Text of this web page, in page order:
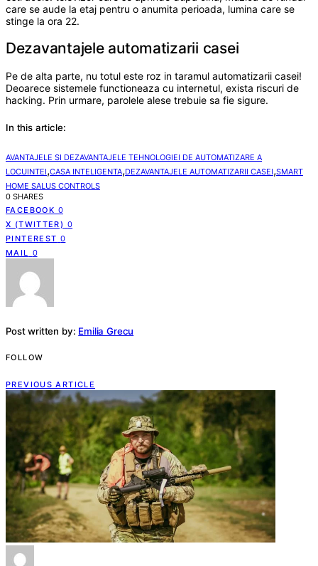
care se aude la etaj pentru o anumita perioada, lumina care se
stinge la ora 22.
Dezavantajele automatizarii casei
Pe de alta parte, nu totul este roz in taramul automatizarii casei!
Deoarece sistemele functioneaza cu internetul, exista riscuri de
hacking. Prin urmare, parolele alese trebuie sa fie sigure.
In this article:
AVANTAJELE SI DEZAVANTAJELE TEHNOLOGIEI DE AUTOMATIZARE A
LOCUINTEI,CASA INTELIGENTA,DEZAVANTAJELE AUTOMATIZARII CASEI,SMART
HOME SALUS CONTROLS
0 SHARES
FACEBOOK 0
X (TWITTER) 0
PINTEREST 0
MAIL 0
Post written by: Emilia Grecu
FOLLOW
PREVIOUS ARTICLE